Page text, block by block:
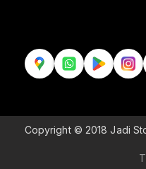
Copyright © 2018 Jadi